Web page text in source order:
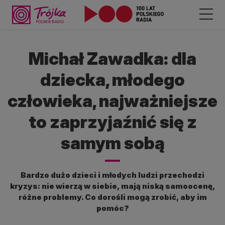
Michał Zawadka: dla
dziecka, młodego
człowieka, najważniejsze
to zaprzyjaźnić się z
samym sobą
Bardzo dużo dzieci i młodych ludzi przechodzi
kryzys: nie wierzą w siebie, mają niską samoocenę,
różne problemy. Co dorośli mogą zrobić, aby im
pomóc?